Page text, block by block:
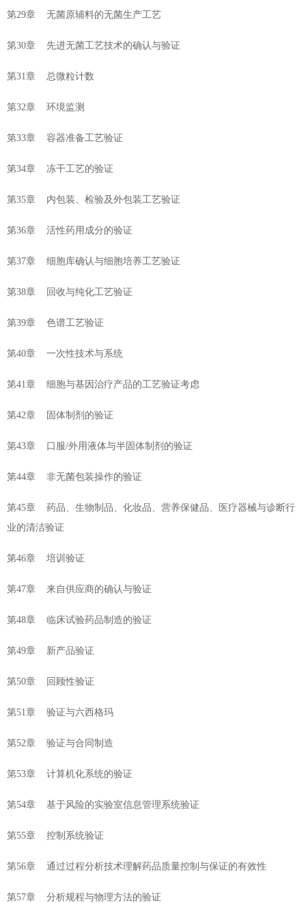
第29章 无菌原辅料的无菌生产工艺
第30章 先进无菌工艺技术的确认与验证
第31章 总微粒计数
第32章 环境监测
第33章 容器准备工艺验证
第34章 冻干工艺的验证
第35章 内包装、检验及外包装工艺验证
第36章 活性药用成分的验证
第37章 细胞库确认与细胞培养工艺验证
第38章 回收与纯化工艺验证
第39章 色谱工艺验证
第40章 一次性技术与系统
第41章 细胞与基因治疗产品的工艺验证考虑
第42章 固体制剂的验证
第43章 口服/外用液体与半固体制剂的验证
第44章 非无菌包装操作的验证
第45章 药品、生物制品、化妆品、营养保健品、医疗器械与诊断行
业的清洁验证
第46章 培训验证
第47章 来自供应商的确认与验证
第48章 临床试验药品制造的验证
第49章 新产品验证
第50章 回顾性验证
第51章 验证与六西格玛
第52章 验证与合同制造
第53章 计算机化系统的验证
第54章 基于风险的实验室信息管理系统验证
第55章 控制系统验证
第56章 通过过程分析技术理解药品质量控制与保证的有效性
第57章 分析规程与物理方法的验证